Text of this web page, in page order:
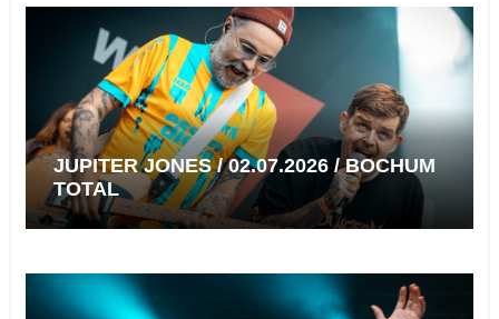
JUPITER JONES / 02.07.2026 / BOCHUM
TOTAL